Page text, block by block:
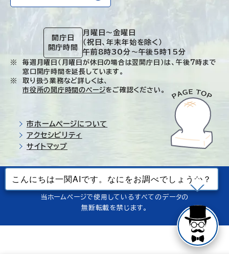
開庁日
開庁時間
月曜日～金曜日
（祝日、年末年始を除く）
午前8時30分～午後5時15分
毎週月曜日（月曜日が休日の場合は翌開庁日）は、午後7時まで
窓口開庁時間を延長しています。
取り扱う業務など詳しくは、
市役所の開庁時間のページをご確認ください。
市ホームページについて
アクセシビリティ
サイトマップ
© Ichinoseki-city. All rights reserved.
当ホームページで使用しているすべてのデータの
無断転載を禁じます。